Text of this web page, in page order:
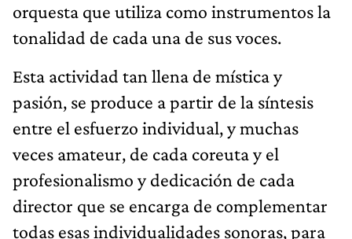
orquesta que utiliza como instrumentos la
tonalidad de cada una de sus voces.
Esta actividad tan llena de mística y
pasión, se produce a partir de la síntesis
entre el esfuerzo individual, y muchas
veces amateur, de cada coreuta y el
profesionalismo y dedicación de cada
director que se encarga de complementar
todas esas individualidades sonoras, para